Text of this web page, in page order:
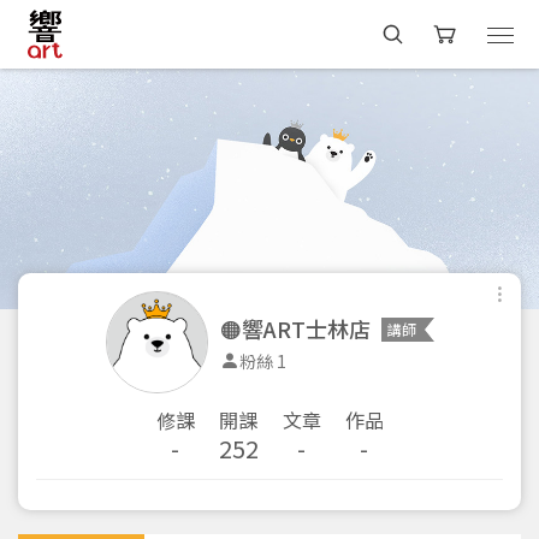
🟠響ART士林店 講師
粉絲 1
修課
-
開課
252
文章
-
作品
-